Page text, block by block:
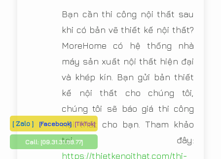
Bạn cần thi công nội thất sau
khi có bản vẽ thiết kế nội thất?
MoreHome có hệ thống nhà
máy sản xuất nội thất hiện đại
và khép kín. Bạn gửi bản thiết
kế nội thất cho chúng tôi,
chúng tôi sẽ báo giá thi công
nội thất cho bạn. Tham khảo
tại đây:
https://thietkenoithat.com/thi-
[ Zalo ] [Facebook] [TikTok]
Call: [09.31.31.88.77]